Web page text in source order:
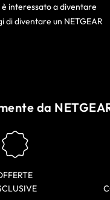
interessato a diventare
di diventare un NETGEAR
da